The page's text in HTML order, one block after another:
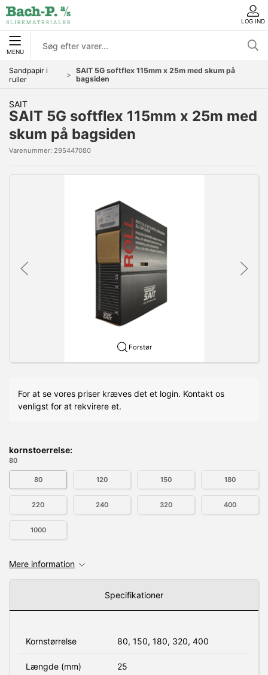
LOG IND
MENU
Sandpapir i
ruller
SAIT 5G softflex 115mm x 25m med skum på
bagsiden
SAIT
SAIT 5G softflex 115mm x 25m med
skum på bagsiden
Varenummer: 295447080
Forstør
For at se vores priser kræves det et login. Kontakt os
venligst for at rekvirere et.
kornstoerrelse:
80
80 120 150 180
220 240 320 400
1000
Mere information
Specifikationer
Kornstørrelse 80, 150, 180, 320, 400
Længde (mm) 25